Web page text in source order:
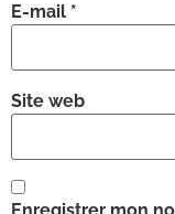
E-mail *
Site web